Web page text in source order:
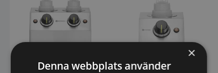
×
Denna webbplats använder